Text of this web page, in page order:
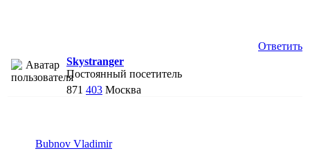
Ответить
Skystranger
Постоянный посетитель
871 403 Москва
Bubnov Vladimir